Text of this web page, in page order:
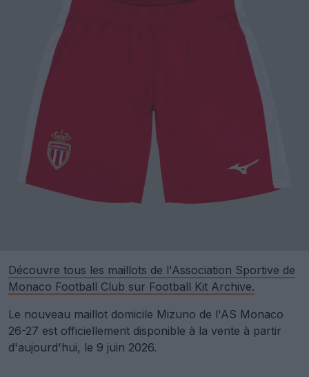
Découvre tous les maillots de l'Association Sportive de
Monaco Football Club sur Football Kit Archive.
Le nouveau maillot domicile Mizuno de l'AS Monaco
26-27 est officiellement disponible à la vente à partir
d'aujourd'hui, le 9 juin 2026.